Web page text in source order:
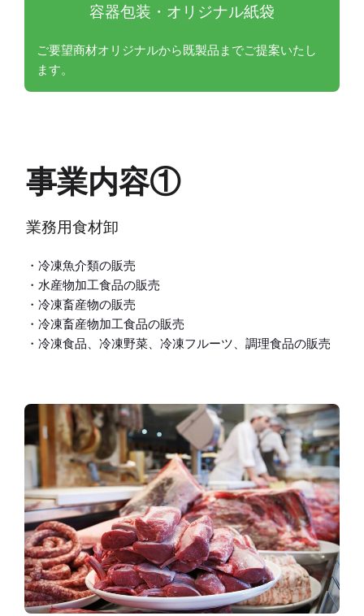
容器包装・オリジナル紙袋
ご要望商材オリジナルから既製品までご提案いたし
ます。
事業内容①
業務用食材卸
・冷凍魚介類の販売
・水産物加工食品の販売
・冷凍畜産物の販売
・冷凍畜産物加工食品の販売
・冷凍食品、冷凍野菜、冷凍フルーツ、調理食品の販売